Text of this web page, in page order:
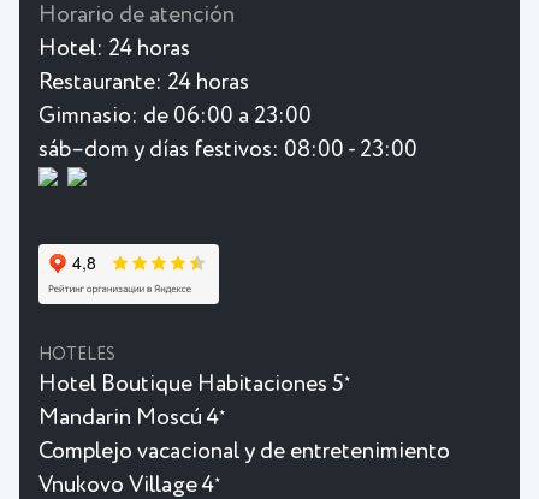
Horario de atención
Hotel: 24 horas
Restaurante: 24 horas
Gimnasio: de 06:00 a 23:00
sáb–dom y días festivos: 08:00 - 23:00
HOTELES
Hotel Boutique Habitaciones 5★
Mandarin Moscú 4★
Complejo vacacional y de entretenimiento
Vnukovo Village 4★